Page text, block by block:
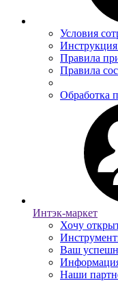
Условия
Правила
Правила
Обработка
Интэк-маркет
Хочу
Ваш
Наши